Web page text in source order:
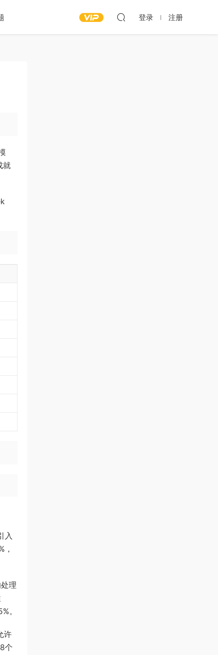
登录 注册
就
入
理
。
许
个